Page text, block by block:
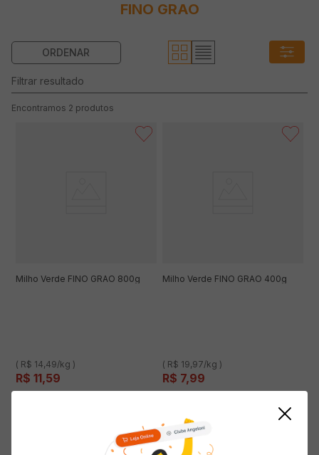
FINO GRAO
2 produtos
Milho Verde FINO GRAO 800g
( R$ 14,49/kg )
R$ 11,59
ADICIONAR AO CARRINHO
Milho Verde FINO GRAO 400g
( R$ 19,97/kg )
R$ 7,99
ADICIONAR AO CARRINHO